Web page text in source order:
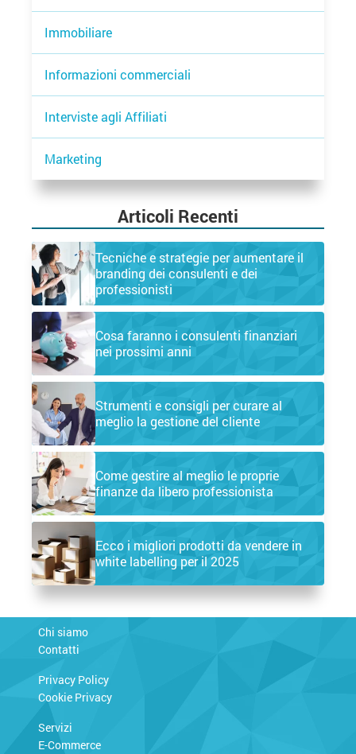
Immobiliare
Informazioni commerciali
Interviste agli Affiliati
Marketing
Articoli Recenti
Tecniche e strategie per aumentare il
branding dei consulenti e dei
professionisti
Cosa faranno i consulenti finanziari
nei prossimi anni
Strumenti e consigli per curare al
meglio la gestione del cliente
Come gestire al meglio le proprie
finanze da libero professionista
Ecco i migliori prodotti da vendere in
white labelling per il 2025
Chi siamo
Contatti
Privacy Policy
Cookie Privacy
Servizi
E-Commerce